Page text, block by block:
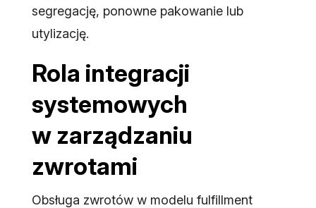
segregację, ponowne pakowanie lub
utylizację.
Rola integracji
systemowych
w zarządzaniu
zwrotami
Obsługa zwrotów w modelu fulfillment